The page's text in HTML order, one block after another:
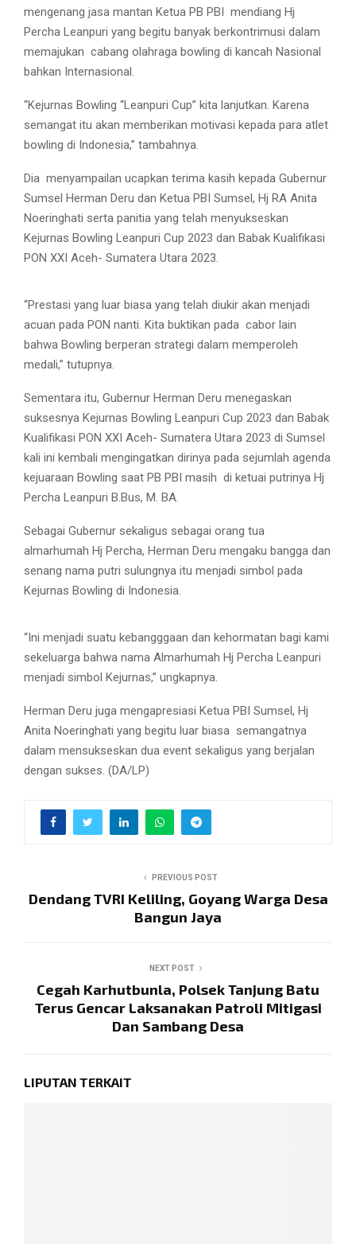
mengenang jasa mantan Ketua PB PBI mendiang Hj
Percha Leanpuri yang begitu banyak berkontrimusi dalam
memajukan cabang olahraga bowling di kancah Nasional
bahkan Internasional.
“Kejurnas Bowling “Leanpuri Cup” kita lanjutkan. Karena
semangat itu akan memberikan motivasi kepada para atlet
bowling di Indonesia,” tambahnya.
Dia menyampailan ucapkan terima kasih kepada Gubernur
Sumsel Herman Deru dan Ketua PBI Sumsel, Hj RA Anita
Noeringhati serta panitia yang telah menyukseskan
Kejurnas Bowling Leanpuri Cup 2023 dan Babak Kualifikasi
PON XXI Aceh- Sumatera Utara 2023.
“Prestasi yang luar biasa yang telah diukir akan menjadi
acuan pada PON nanti. Kita buktikan pada cabor lain
bahwa Bowling berperan strategi dalam memperoleh
medali,” tutupnya.
Sementara itu, Gubernur Herman Deru menegaskan
suksesnya Kejurnas Bowling Leanpuri Cup 2023 dan Babak
Kualifikasi PON XXI Aceh- Sumatera Utara 2023 di Sumsel
kali ini kembali mengingatkan dirinya pada sejumlah agenda
kejuaraan Bowling saat PB PBI masih di ketuai putrinya Hj
Percha Leanpuri B.Bus, M. BA.
Sebagai Gubernur sekaligus sebagai orang tua
almarhumah Hj Percha, Herman Deru mengaku bangga dan
senang nama putri sulungnya itu menjadi simbol pada
Kejurnas Bowling di Indonesia.
“Ini menjadi suatu kebangggaan dan kehormatan bagi kami
sekeluarga bahwa nama Almarhumah Hj Percha Leanpuri
menjadi simbol Kejurnas,” ungkapnya.
Herman Deru juga mengapresiasi Ketua PBI Sumsel, Hj
Anita Noeringhati yang begitu luar biasa semangatnya
dalam mensukseskan dua event sekaligus yang berjalan
dengan sukses. (DA/LP)
PREVIOUS POST
Dendang TVRI Keliling, Goyang Warga Desa
Bangun Jaya
NEXT POST
Cegah Karhutbunla, Polsek Tanjung Batu
Terus Gencar Laksanakan Patroli Mitigasi
Dan Sambang Desa
LIPUTAN TERKAIT